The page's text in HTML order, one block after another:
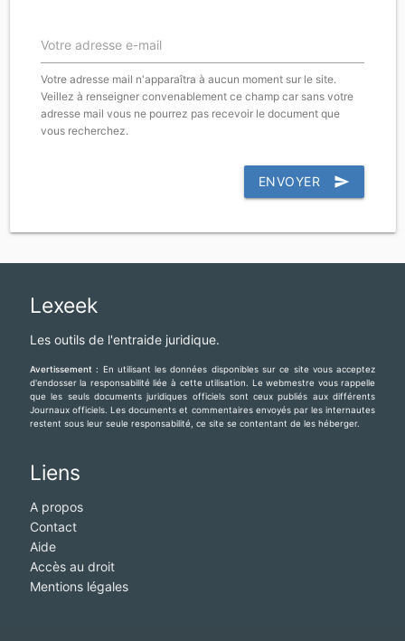
Votre adresse e-mail
Votre adresse mail n'apparaîtra à aucun moment sur le site.
Veillez à renseigner convenablement ce champ car sans votre
adresse mail vous ne pourrez pas recevoir le document que
vous recherchez.
ENVOYER send
Lexeek
Les outils de l'entraide juridique.
Avertissement : En utilisant les données disponibles sur ce site vous acceptez
d'endosser la responsabilité liée à cette utilisation. Le webmestre vous rappelle
que les seuls documents juridiques officiels sont ceux publiés aux différents
Journaux officiels. Les documents et commentaires envoyés par les internautes
restent sous leur seule responsabilité, ce site se contentant de les héberger.
Liens
A propos
Contact
Aide
Accès au droit
Mentions légales